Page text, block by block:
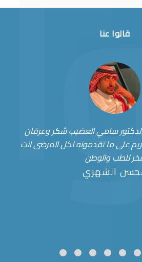
قالوا عنا
سامي العضيب شكر وعرفان
على ما تقدمونه لكل المرضى انت
للطب والوطن
الشهري